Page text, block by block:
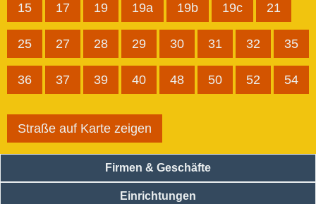
15 17 19 19a 19b 19c 21
25 27 28 29 30 31 32 35
36 37 39 40 48 50 52 54
Straße auf Karte zeigen
Firmen & Geschäfte
Einrichtungen